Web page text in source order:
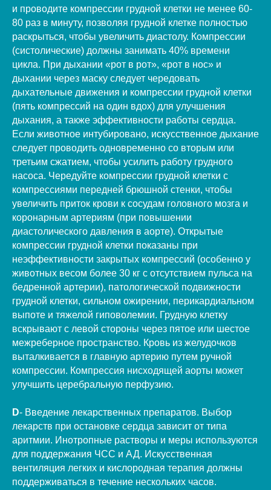
и проводите компрессии грудной клетки не менее 60-
80 раз в минуту, позволяя грудной клетке полностью
раскрыться, чтобы увеличить диастолу. Компрессии
(систолические) должны занимать 40% времени
цикла. При дыхании «рот в рот», «рот в нос» и
дыхании через маску следует чередовать
дыхательные движения и компрессии грудной клетки
(пять компрессий на один вдох) для улучшения
дыхания, а также эффективности работы сердца.
Если животное интубировано, искусственное дыхание
следует проводить одновременно со вторым или
третьим сжатием, чтобы усилить работу грудного
насоса. Чередуйте компрессии грудной клетки с
компрессиями передней брюшной стенки, чтобы
увеличить приток крови к сосудам головного мозга и
коронарным артериям (при повышении
диастолического давления в аорте). Открытые
компрессии грудной клетки показаны при
неэффективности закрытых компрессий (особенно у
животных весом более 30 кг с отсутствием пульса на
бедренной артерии), патологической подвижности
грудной клетки, сильном ожирении, перикардиальном
выпоте и тяжелой гиповолемии. Грудную клетку
вскрывают с левой стороны через пятое или шестое
межреберное пространство. Кровь из желудочков
выталкивается в главную артерию путем ручной
компрессии. Компрессия нисходящей аорты может
улучшить церебральную перфузию.
D- Введение лекарственных препаратов. Выбор
лекарств при остановке сердца зависит от типа
аритмии. Инотропные растворы и меры используются
для поддержания ЧСС и АД. Искусственная
вентиляция легких и кислородная терапия должны
поддерживаться в течение нескольких часов.